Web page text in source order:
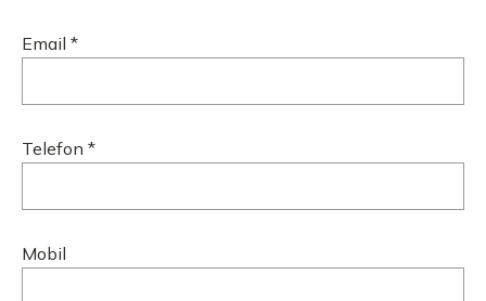
Email *
Telefon *
Mobil